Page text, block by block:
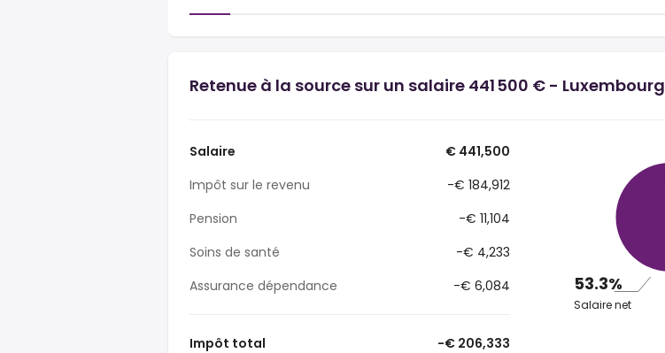
Retenue à la source sur un salaire 441 500 € - Luxembourg
Salaire
€ 441,500
Impôt sur le revenu
-€ 184,912
Pension
-€ 11,104
Soins de santé
-€ 4,233
Assurance dépendance
-€ 6,084
Impôt total -€ 206,333
53.3%
Salaire net